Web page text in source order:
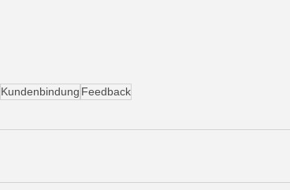
Kundenbindung Feedback